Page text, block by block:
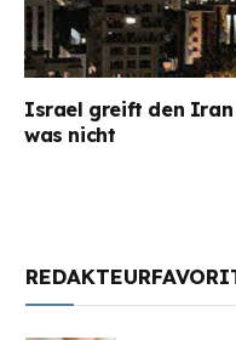
Israel greift den Iran
was nicht